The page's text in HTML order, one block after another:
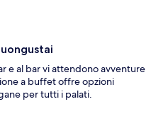
e al bar vi attendono avventure
a buffet offre opzioni
per tutti i palati.